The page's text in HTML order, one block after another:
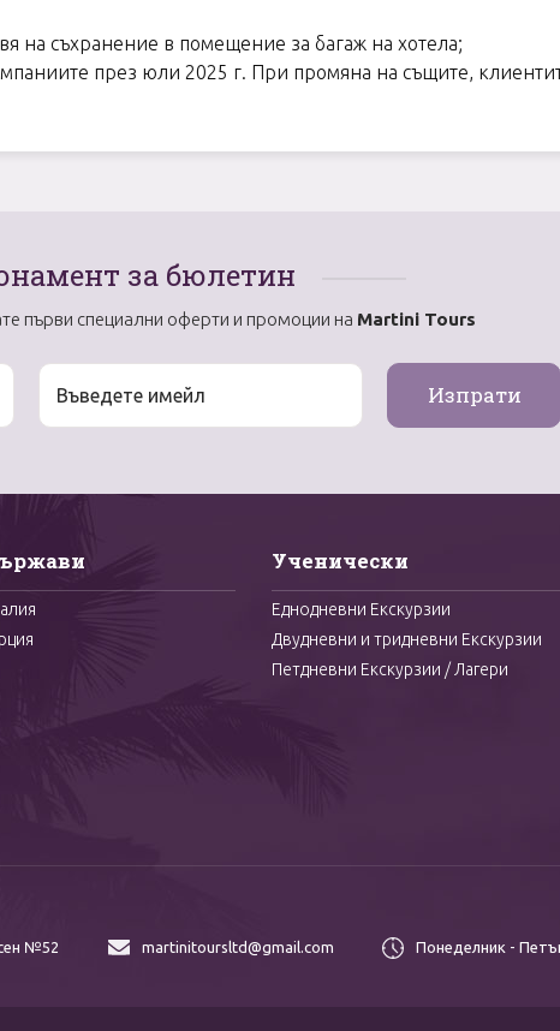
на съхранение в помещение за багаж на хотела;
през юли 2025 г. При промяна на същите,
за бюлетин
първи специални оферти и промоции на Martini Tours
Ученически
Еднодневни Екскурзии
Двудневни и тридневни Екскурзии
Петдневни Екскурзии / Лагери
№52 martinitoursltd@gmail.com Понеделник -